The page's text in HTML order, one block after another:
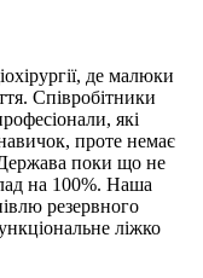
де малюки
Співробітники
які
проте немає
поки що не
на 100%. Наша
резервного
ліжко